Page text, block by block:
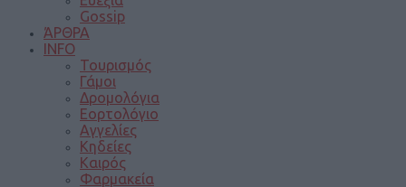
Gossip
ΆΡΘΡΑ
INFO
Τουρισμός
Γάμοι
Δρομολόγια
Εορτολόγιο
Αγγελίες
Κηδείες
Καιρός
Φαρμακεία